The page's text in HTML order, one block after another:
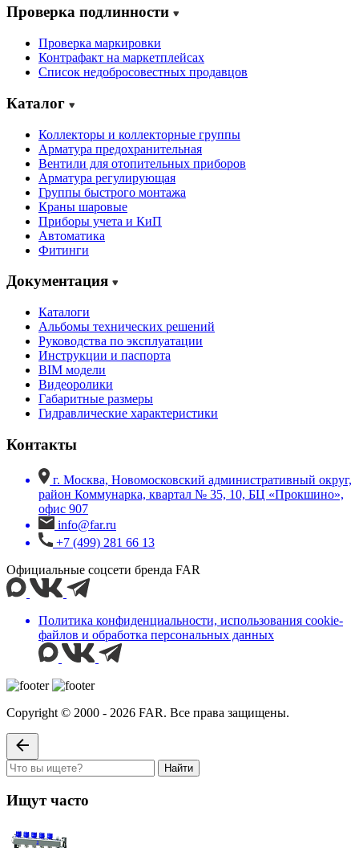
Проверка подлинности
Проверка маркировки
Контрафакт на маркетплейсах
Cписок недобросовестных продавцов
Каталог
Коллекторы и коллекторные группы
Арматура предохранительная
Вентили для отопительных приборов
Арматура регулирующая
Группы быстрого монтажа
Краны шаровые
Приборы учета и КиП
Автоматика
Фитинги
Документация
Каталоги
Альбомы технических решений
Руководства по эксплуатации
Инструкции и паспорта
BIM модели
Видеоролики
Габаритные размеры
Гидравлические характеристики
Контакты
г. Москва, Новомосковский административный округ,
район Коммунарка, квартал № 35, 10, БЦ «Прокшино»,
офис 907
info@far.ru
+7 (499) 281 66 13
Официальные соцсети бренда FAR
Политика конфиденциальности, использования сookie-
файлов и обработка персональных данных
Copyright © 2000 - 2026 FAR. Все права защищены.
Найти
Ищут часто